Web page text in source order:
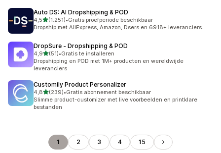
Auto DS: AI Dropshipping & POD
4,5van 5 sterren
(1.251)
1251 recensies in totaal
•Gratis proefperiode beschikbaar
Dropship met AliExpress, Amazon, Dsers en 6918+ leveranciers.
DropSure ‑ Dropshipping & POD
4,9van 5 sterren
(51)
51 recensies in totaal
•Gratis te installeren
Dropshipping en POD met 1M+ producten en wereldwijde
leveranciers
Customily Product Personalizer
4,8van 5 sterren
(239)
239 recensies in totaal
•Gratis abonnement beschikbaar
Slimme product-customizer met live voorbeelden en printklare
bestanden
1 2 3 4 15